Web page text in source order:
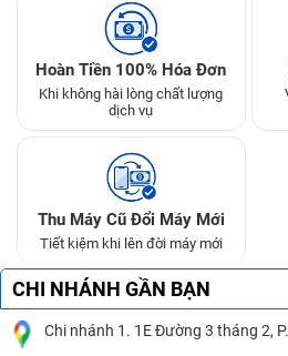
Hoàn Tiền 100% Hóa Đơn
Khi không hài lòng chất lượng
dịch vụ
Thu Máy Cũ Đổi Máy Mới
Tiết kiệm khi lên đời máy mới
CHI NHÁNH GẦN BẠN
Chi nhánh 1. 1E Đường 3 tháng 2,